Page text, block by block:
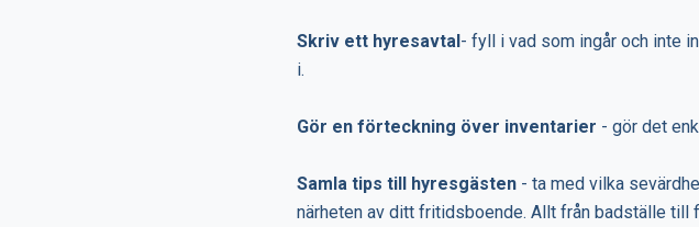
Skriv ett hyresavtal- fyll i vad som ingår och inte
i.
Gör en förteckning över inventarier - gör det
Samla tips till hyresgästen - ta med vilka
närheten av ditt fritidsboende. Allt från badställe